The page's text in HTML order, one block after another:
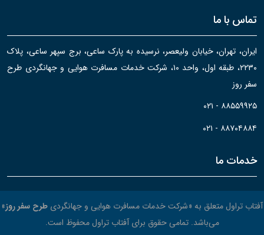
تماس با ما
ایران، تهران، خیابان ولیعصر، نرسیده به پارک ساعی، برج سپهر ساعی، پلاک
۲۲۳۰، طبقه اول، واحد ۱۰، شرکت خدمات مسافرت هوایی و جهانگردی طرح
سفر روز
۰۲۱ - ۸۸۵۵۹۹۲۵
۰۲۱ - ۸۸۷۰۴۸۸۴
خدمات ما
آفتاب تراول متعلق به «شرکت خدمات مسافرت هوایی و جهانگردی طرح سفر روز»
می‌باشد. تمامی حقوق برای آفتاب تراول محفوظ است.